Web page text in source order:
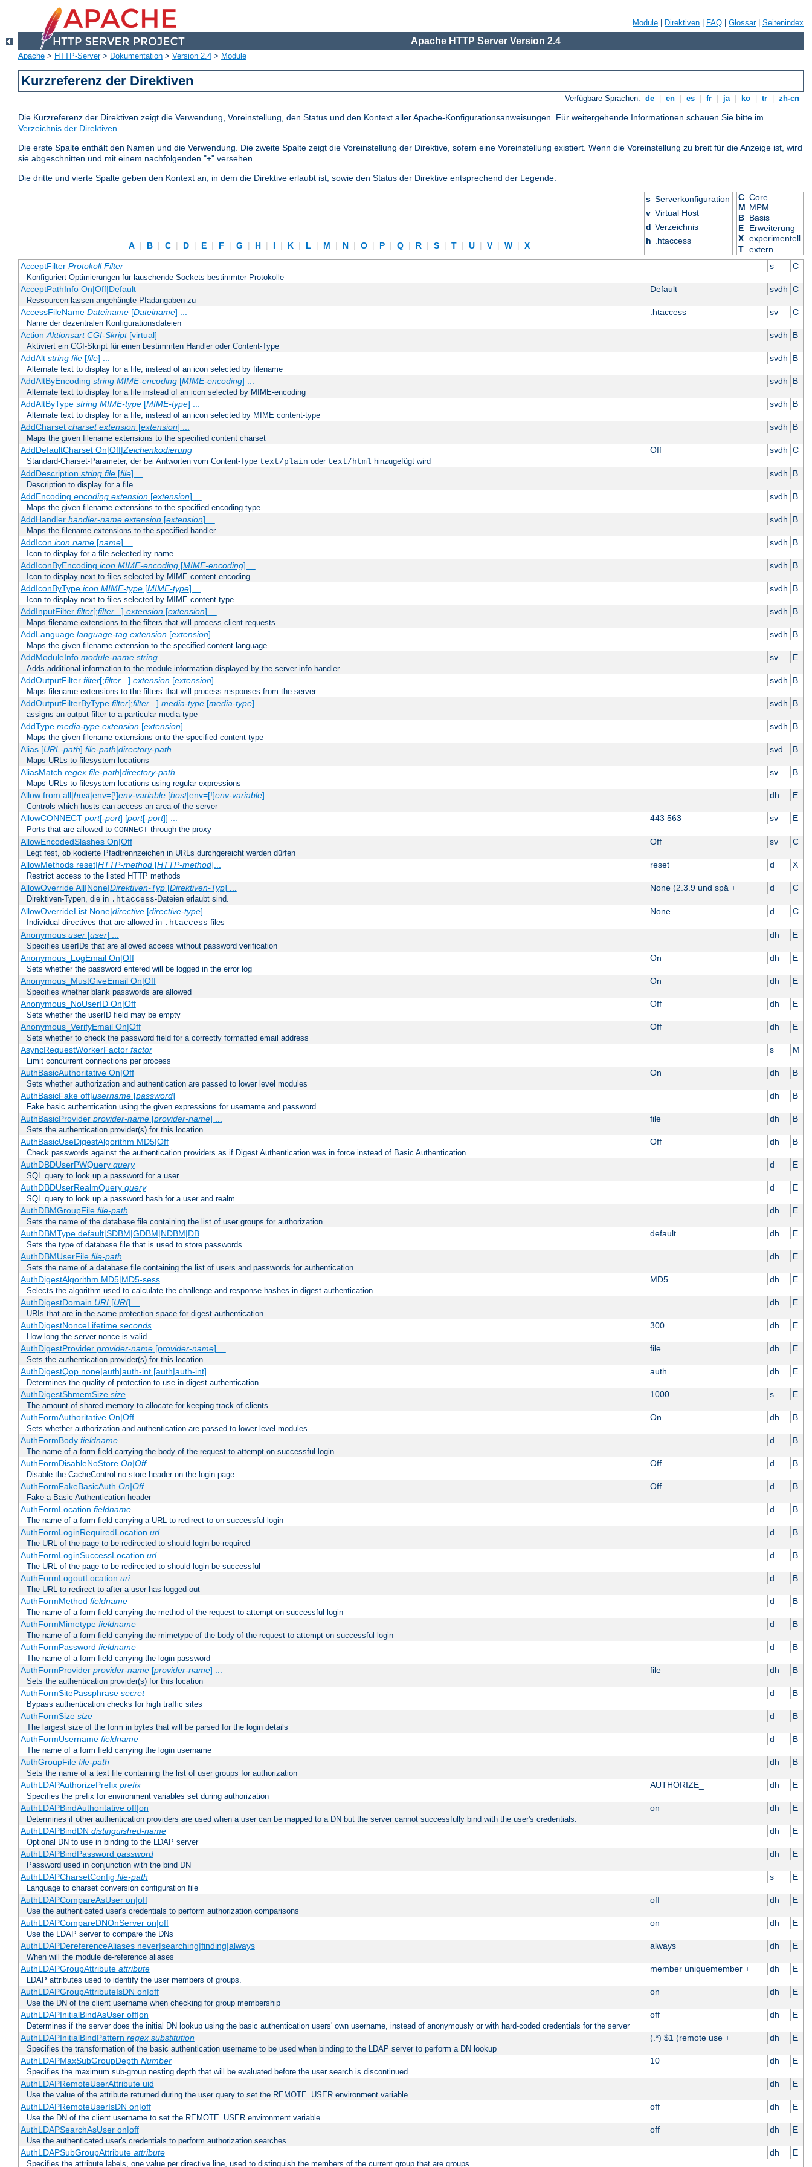
Module Direktiven FAQ Glossar| Seitenindex
Apache HTTP Server Version 2.4
Apache > HTTP-Server> Dokumentation > Version 2.4 > Module
Kurzreferenz der Direktiven
Verfügbare Sprachen: de en es fr ja ko tr zh-cn
Die Kurzreferenz der Direktiven zeigt die Verwendung, Voreinstellung, den Status und den Kontext aller Apache-Konfigurationsanweisungen. Für weitergehende Informationen schauen Sie bitte im
Verzeichnis der Direktiven.
Die erste Spalte enthält den Namen und die Verwendung. Die zweite Spalte zeigt die Voreinstellung der Direktive, sofern eine Voreinstellung existiert. Wenn die Voreinstellung zu breit für die Anzeige ist, wird
sie abgeschnitten und mit einem nachfolgenden "+" versehen.
Die dritte und vierte Spalte geben den Kontext an, in dem die Direktive erlaubt ist, sowie den Status der Direktive entsprechend der Legende.
A | B | C | D | E | F | G | H | I | K | L | M | N | O | P | Q | R | S | T | U | V | W | X
s Serverkonfiguration
v Virtual Host
d Verzeichnis
h .htaccess
C Core
M MPM
B Basis
E
Erweiterung
X experimentell
T extern
AcceptFilter Protokoll Filter s C
Konfiguriert Optimierungen für lauschende Sockets bestimmter Protokolle
AcceptPathInfo On|Off|Default Default svdh C
Ressourcen lassen angehängte Pfadangaben zu
AccessFileName Dateiname[Dateiname] ... .htaccess sv C
Name der dezentralen Konfigurationsdateien
ActionAktionsart CGI-Skript[virtual] svdh B
Aktiviert ein CGI-Skript für einen bestimmten Handler oder Content-Type
AddAlt string file[file] ... svdh B
Alternate text to display for a file, instead of an icon selected by filename
AddAltByEncoding string MIME-encoding[MIME-encoding] ... svdh B
Alternate text to display for a file instead of an icon selected by MIME-encoding
AddAltByType string MIME-type[MIME-type] ... svdh B
Alternate text to display for a file, instead of an icon selected by MIME content-type
AddCharset charset extension[extension] ... svdh B
Maps the given filename extensions to the specified content charset
AddDefaultCharset On|Off|Zeichenkodierung Off svdh C
Standard-Charset-Parameter, der bei Antworten vom Content-Type text/plain oder text/html hinzugefügt wird
AddDescription string file[file] ... svdh B
Description to display for a file
AddEncoding encoding extension[extension] ... svdh B
Maps the given filename extensions to the specified encoding type
AddHandler handler-name extension[extension] ... svdh B
Maps the filename extensions to the specified handler
AddIcon icon name[name] ... svdh B
Icon to display for a file selected by name
AddIconByEncoding icon MIME-encoding[MIME-encoding] ... svdh B
Icon to display next to files selected by MIME content-encoding
AddIconByType icon MIME-type[MIME-type] ... svdh B
Icon to display next to files selected by MIME content-type
AddInputFilter filter[;filter...] extension[extension] ... svdh B
Maps filename extensions to the filters that will process client requests
AddLanguage language-tag extension[extension] ... svdh B
Maps the given filename extension to the specified content language
AddModuleInfo module-name string sv E
Adds additional information to the module information displayed by the server-info handler
AddOutputFilter filter[;filter...] extension[extension] ... svdh B
Maps filename extensions to the filters that will process responses from the server
AddOutputFilterByType filter[;filter...] media-type[media-type] ... svdh B
assigns an output filter to a particular media-type
AddType media-type extension[extension] ... svdh B
Maps the given filename extensions onto the specified content type
Alias [URL-path] file-path|directory-path svd B
Maps URLs to filesystem locations
AliasMatch regex file-path|directory-path sv B
Maps URLs to filesystem locations using regular expressions
Allow from all|host|env=[!]env-variable[host|env=[!]env-variable] ... dh E
Controls which hosts can access an area of the server
AllowCONNECT port[-port] [port[-port]] ... 443 563 sv E
Ports that are allowed to CONNECT through the proxy
AllowEncodedSlashes On|Off Off sv C
Legt fest, ob kodierte Pfadtrennzeichen in URLs durchgereicht werden dürfen
AllowMethods reset|HTTP-method[HTTP-method]... reset d X
Restrict access to the listed HTTP methods
AllowOverride All|None|Direktiven-Typ[Direktiven-Typ] ... None (2.3.9 und spä + d C
Direktiven-Typen, die in .htaccess-Dateien erlaubt sind.
AllowOverrideList None|directive[directive-type] ... None d C
Individual directives that are allowed in .htaccess files
Anonymous user[user] ... dh E
Specifies userIDs that are allowed access without password verification
Anonymous_LogEmail On|Off On dh E
Sets whether the password entered will be logged in the error log
Anonymous_MustGiveEmail On|Off On dh E
Specifies whether blank passwords are allowed
Anonymous_NoUserID On|Off Off dh E
Sets whether the userID field may be empty
Anonymous_VerifyEmail On|Off Off dh E
Sets whether to check the password field for a correctly formatted email address
AsyncRequestWorkerFactor factor s M
Limit concurrent connections per process
AuthBasicAuthoritative On|Off On dh B
Sets whether authorization and authentication are passed to lower level modules
AuthBasicFake off|username[password] dh B
Fake basic authentication using the given expressions for username and password
AuthBasicProvider provider-name[provider-name] ... file dh B
Sets the authentication provider(s) for this location
AuthBasicUseDigestAlgorithm MD5|Off Off dh B
Check passwords against the authentication providers as if Digest Authentication was in force instead of Basic Authentication.
AuthDBDUserPWQuery query d E
SQL query to look up a password for a user
AuthDBDUserRealmQuery query d E
SQL query to look up a password hash for a user and realm.
AuthDBMGroupFile file-path dh E
Sets the name of the database file containing the list of user groups for authorization
AuthDBMType default|SDBM|GDBM|NDBM|DB default dh E
Sets the type of database file that is used to store passwords
AuthDBMUserFile file-path dh E
Sets the name of a database file containing the list of users and passwords for authentication
AuthDigestAlgorithm MD5|MD5-sess MD5 dh E
Selects the algorithm used to calculate the challenge and response hashes in digest authentication
AuthDigestDomain URI[URI] ... dh E
URIs that are in the same protection space for digest authentication
AuthDigestNonceLifetime seconds 300 dh E
How long the server nonce is valid
AuthDigestProvider provider-name[provider-name] ... file dh E
Sets the authentication provider(s) for this location
AuthDigestQop none|auth|auth-int [auth|auth-int] auth dh E
Determines the quality-of-protection to use in digest authentication
AuthDigestShmemSize size 1000 s E
The amount of shared memory to allocate for keeping track of clients
AuthFormAuthoritative On|Off On dh B
Sets whether authorization and authentication are passed to lower level modules
AuthFormBody fieldname d B
The name of a form field carrying the body of the request to attempt on successful login
AuthFormDisableNoStore On|Off Off d B
Disable the CacheControl no-store header on the login page
AuthFormFakeBasicAuth On|Off Off d B
Fake a Basic Authentication header
AuthFormLocation fieldname d B
The name of a form field carrying a URL to redirect to on successful login
AuthFormLoginRequiredLocation url d B
The URL of the page to be redirected to should login be required
AuthFormLoginSuccessLocation url d B
The URL of the page to be redirected to should login be successful
AuthFormLogoutLocation uri d B
The URL to redirect to after a user has logged out
AuthFormMethod fieldname d B
The name of a form field carrying the method of the request to attempt on successful login
AuthFormMimetype fieldname d B
The name of a form field carrying the mimetype of the body of the request to attempt on successful login
AuthFormPassword fieldname d B
The name of a form field carrying the login password
AuthFormProvider provider-name[provider-name] ... file dh B
Sets the authentication provider(s) for this location
AuthFormSitePassphrase secret d B
Bypass authentication checks for high traffic sites
AuthFormSize size d B
The largest size of the form in bytes that will be parsed for the login details
AuthFormUsername fieldname d B
The name of a form field carrying the login username
AuthGroupFile file-path dh B
Sets the name of a text file containing the list of user groups for authorization
AuthLDAPAuthorizePrefix prefix AUTHORIZE_ dh E
Specifies the prefix for environment variables set during authorization
AuthLDAPBindAuthoritative off|on on dh E
Determines if other authentication providers are used when a user can be mapped to a DN but the server cannot successfully bind with the user's credentials.
AuthLDAPBindDN distinguished-name dh E
Optional DN to use in binding to the LDAP server
AuthLDAPBindPassword password dh E
Password used in conjunction with the bind DN
AuthLDAPCharsetConfig file-path s E
Language to charset conversion configuration file
AuthLDAPCompareAsUser on|off off dh E
Use the authenticated user's credentials to perform authorization comparisons
AuthLDAPCompareDNOnServer on|off on dh E
Use the LDAP server to compare the DNs
AuthLDAPDereferenceAliases never|searching|finding|always always dh E
When will the module de-reference aliases
AuthLDAPGroupAttribute attribute member uniquemember + dh E
LDAP attributes used to identify the user members of groups.
AuthLDAPGroupAttributeIsDN on|off on dh E
Use the DN of the client username when checking for group membership
AuthLDAPInitialBindAsUser off|on off dh E
Determines if the server does the initial DN lookup using the basic authentication users' own username, instead of anonymously or with hard-coded credentials for the server
AuthLDAPInitialBindPattern regex substitution (.*) $1 (remote use + dh E
Specifies the transformation of the basic authentication username to be used when binding to the LDAP server to perform a DN lookup
AuthLDAPMaxSubGroupDepth Number 10 dh E
Specifies the maximum sub-group nesting depth that will be evaluated before the user search is discontinued.
AuthLDAPRemoteUserAttribute uid dh E
Use the value of the attribute returned during the user query to set the REMOTE_USER environment variable
AuthLDAPRemoteUserIsDN on|off off dh E
Use the DN of the client username to set the REMOTE_USER environment variable
AuthLDAPSearchAsUser on|off off dh E
Use the authenticated user's credentials to perform authorization searches
AuthLDAPSubGroupAttribute attribute dh E
Specifies the attribute labels, one value per directive line, used to distinguish the members of the current group that are groups.